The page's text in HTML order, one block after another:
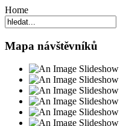
Home
Mapa návštěvníků